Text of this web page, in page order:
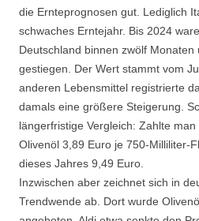
die Ernteprognosen gut. Lediglich
schwaches Erntejahr. Bis 2024
Deutschland binnen zwölf
gestiegen. Der Wert stammt vom
anderen Lebensmittel registrierte
damals eine größere Steigerung.
längerfristige Vergleich: Zahlte
Olivenöl 3,89 Euro je 750-Milliliter-
dieses Jahres 9,49 Euro.
Inzwischen aber zeichnet sich in
Trendwende ab. Dort wurde